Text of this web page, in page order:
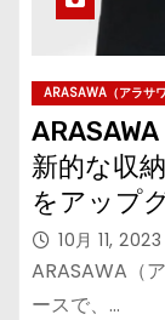
ARASAWA（アラサワ
新的な収
をアップ
10月 11, 2023
ARASAWA（
ースで、…